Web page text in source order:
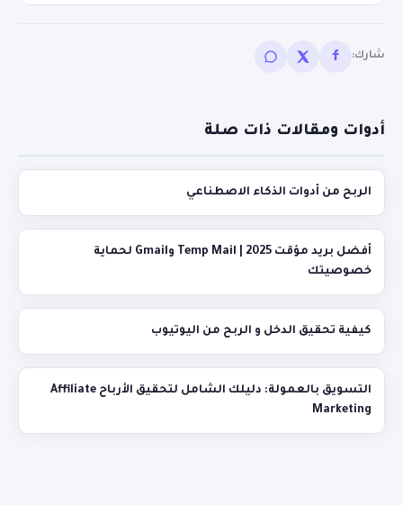
شارك:
أدوات ومقالات ذات صلة
الربح من أدوات الذكاء الاصطناعي
أفضل بريد مؤقت 2025 | Temp Mail وGmail لحماية
خصوصيتك
كيفية تحقيق الدخل و الربح من اليوتيوب
التسويق بالعمولة: دليلك الشامل لتحقيق الأرباح Affiliate
Marketing